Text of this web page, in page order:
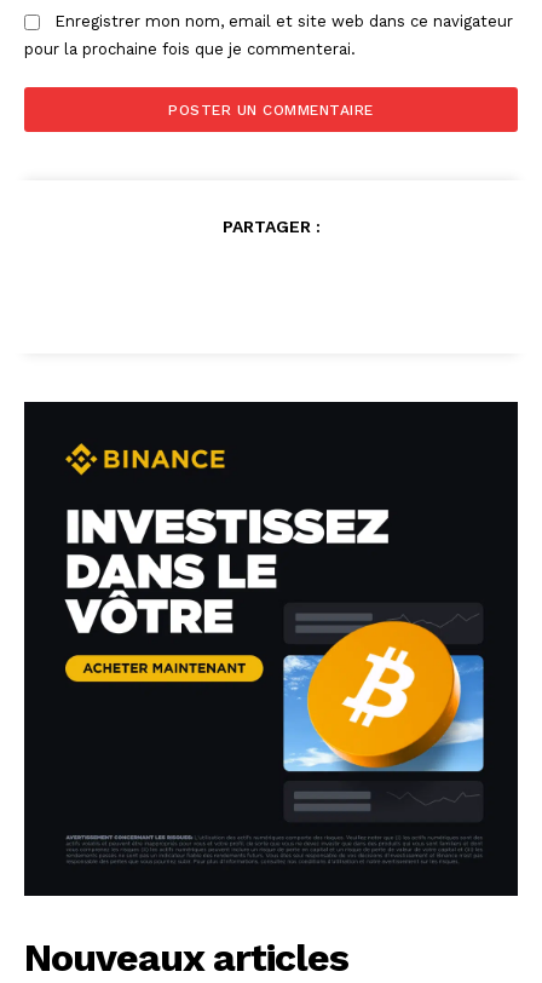
Enregistrer mon nom, email et site web dans ce navigateur
pour la prochaine fois que je commenterai.
PARTAGER :
Nouveaux articles